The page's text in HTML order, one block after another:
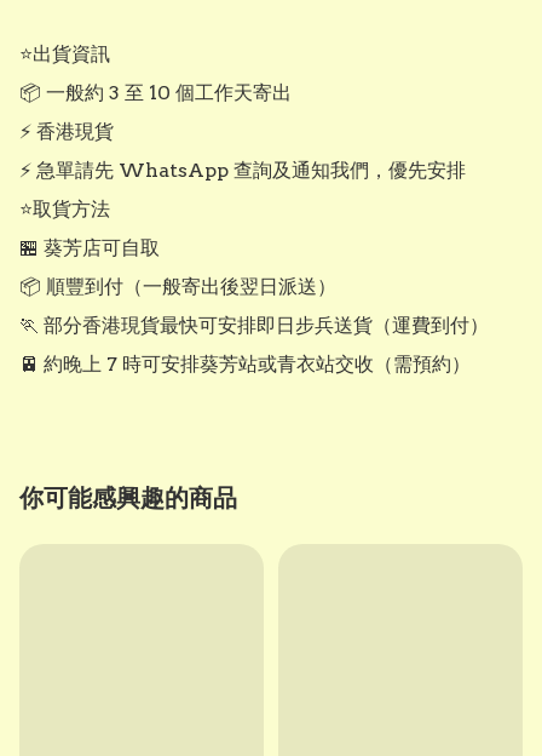
⭐出貨資訊
📦 一般約 3 至 10 個工作天寄出
⚡ 香港現貨
⚡ 急單請先 WhatsApp 查詢及通知我們，優先安排
⭐取貨方法
🏪 葵芳店可自取
📦 順豐到付（一般寄出後翌日派送）
🏃 部分香港現貨最快可安排即日步兵送貨（運費到付）
🚈 約晚上 7 時可安排葵芳站或青衣站交收（需預約）
你可能感興趣的商品